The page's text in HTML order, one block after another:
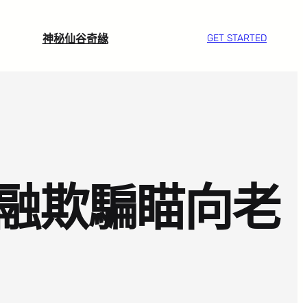
神秘仙谷奇緣 GET STARTED
欺騙瞄向老